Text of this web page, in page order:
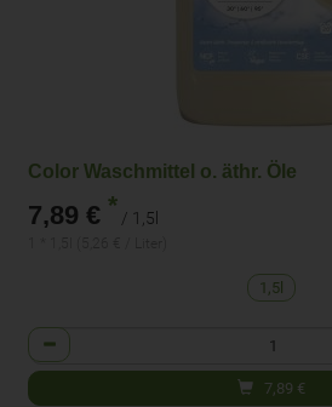
Color Waschmittel o. äthr. Öle
7,89 € * / 1,5l
1,5l
Anzahl
7,89 €